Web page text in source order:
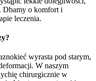
Dbamy o komfort i
leczenia.
wyrasta pod starym,
W naszym
chirurgicznie w